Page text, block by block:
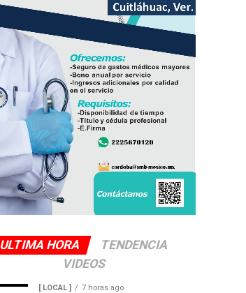
ULTIMA HORA
TENDENCIA
VIDEOS
[ LOCAL ] 7 horas ago